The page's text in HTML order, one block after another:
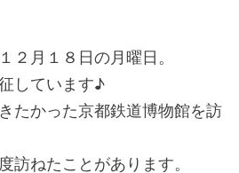
２月１８日の月曜日。
しています♪
たかった京都鉄道博物館を訪
訪ねたことがあります。